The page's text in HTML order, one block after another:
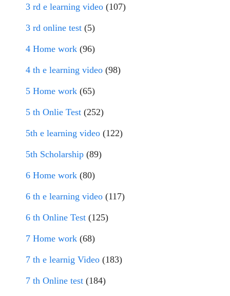
3 rd e learning video (107)
3 rd online test (5)
4 Home work (96)
4 th e learning video (98)
5 Home work (65)
5 th Onlie Test (252)
5th e learning video (122)
5th Scholarship (89)
6 Home work (80)
6 th e learning video (117)
6 th Online Test (125)
7 Home work (68)
7 th e learnig Video (183)
7 th Online test (184)